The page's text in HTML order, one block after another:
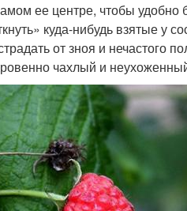
ее центре, чтобы
куда-нибудь взятые у
от зноя и нечастого
чахлый и